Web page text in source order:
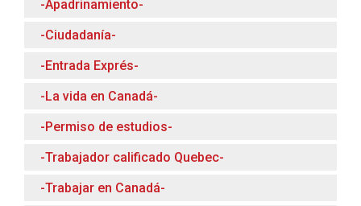
-Apadrinamiento-
-Ciudadanía-
-Entrada Exprés-
-La vida en Canadá-
-Permiso de estudios-
-Trabajador calificado Quebec-
-Trabajar en Canadá-